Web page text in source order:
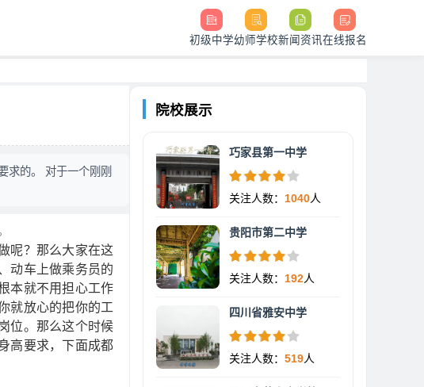
初级中学幼师学校新闻资讯在线报名
求的。 对于一个刚刚
呢？那么大家在这
动车上做乘务员的
本就不用担心工作
就放心的把你的工
位。那么这个时候
高要求，下面成都
院校展示
巧家县第一中学
关注人数： 1040人
贵阳市第二中学
关注人数： 192人
四川省雅安中学
关注人数： 519人